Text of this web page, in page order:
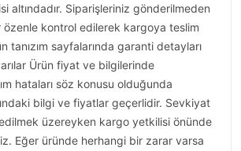
altındadır. Siparişleriniz gönderilmeden
özenle kontrol edilerek kargoya teslim
tanızım sayfalarında garanti detayları
Ürün fiyat ve bilgilerinde
hataları söz konusu olduğunda
bilgi ve fiyatlar geçerlidir. Sevkiyat
üzereyken kargo yetkilisi önünde
Eğer üründe herhangi bir zarar varsa